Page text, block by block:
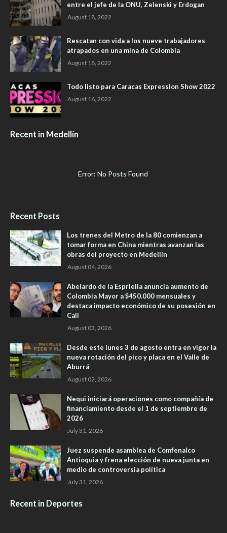
entre el jefe de la ONU, Zelenski y Erdogan
August 18, 2022
Rescatan con vida a los nueve trabajadores
atrapados en una mina de Colombia
August 18, 2022
Todo listo para Caracas Expression Show 2022
August 16, 2022
Recent in Medellín
Error: No Posts Found
Recent Posts
Los trenes del Metro de la 80 comienzan a
tomar forma en China mientras avanzan las
obras del proyecto en Medellín
August 04, 2026
Abelardo de la Espriella anuncia aumento de
Colombia Mayor a $450.000 mensuales y
destaca impacto económico de su posesión en
Cali
August 03, 2026
Desde este lunes 3 de agosto entra en vigor la
nueva rotación del pico y placa en el Valle de
Aburrá
August 02, 2026
Nequi iniciará operaciones como compañía de
financiamiento desde el 1 de septiembre de
2026
July 31, 2026
Juez suspende asamblea de Comfenalco
Antioquia y frena elección de nueva junta en
medio de controversia política
July 31, 2026
Recent in Deportes